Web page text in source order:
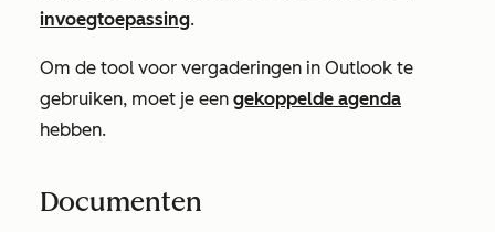
invoegtoepassing.
Om de tool voor vergaderingen in Outlook te
gebruiken, moet je een gekoppelde agenda
hebben.
Documenten